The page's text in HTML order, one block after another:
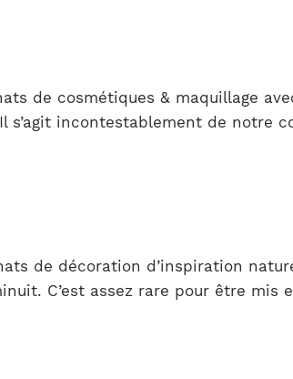
de cosmétiques & maquillage
s’agit incontestablement de notre
de décoration d’inspiration
C’est assez rare pour être mis